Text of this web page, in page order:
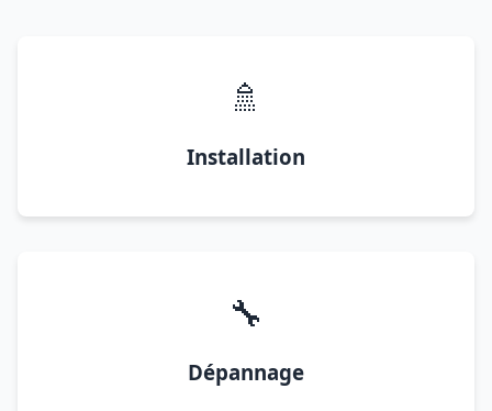
🚿
Installation
🔧
Dépannage